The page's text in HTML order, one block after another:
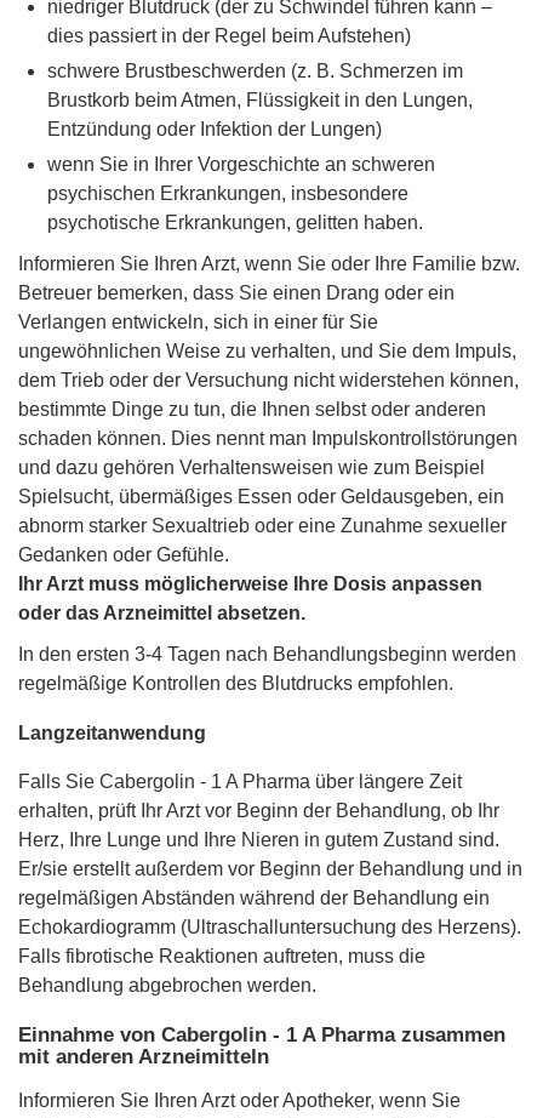
niedriger Blutdruck (der zu Schwindel führen kann –
dies passiert in der Regel beim Aufstehen)
schwere Brustbeschwerden (z. B. Schmerzen im
Brustkorb beim Atmen, Flüssigkeit in den Lungen,
Entzündung oder Infektion der Lungen)
wenn Sie in Ihrer Vorgeschichte an schweren
psychischen Erkrankungen, insbesondere
psychotische Erkrankungen, gelitten haben.
Informieren Sie Ihren Arzt, wenn Sie oder Ihre Familie bzw.
Betreuer bemerken, dass Sie einen Drang oder ein
Verlangen entwickeln, sich in einer für Sie
ungewöhnlichen Weise zu verhalten, und Sie dem Impuls,
dem Trieb oder der Versuchung nicht widerstehen können,
bestimmte Dinge zu tun, die Ihnen selbst oder anderen
schaden können. Dies nennt man Impulskontrollstörungen
und dazu gehören Verhaltensweisen wie zum Beispiel
Spielsucht, übermäßiges Essen oder Geldausgeben, ein
abnorm starker Sexualtrieb oder eine Zunahme sexueller
Gedanken oder Gefühle.
Ihr Arzt muss möglicherweise Ihre Dosis anpassen
oder das Arzneimittel absetzen.
In den ersten 3-4 Tagen nach Behandlungsbeginn werden
regelmäßige Kontrollen des Blutdrucks empfohlen.
Langzeitanwendung
Falls Sie Cabergolin - 1 A Pharma über längere Zeit
erhalten, prüft Ihr Arzt vor Beginn der Behandlung, ob Ihr
Herz, Ihre Lunge und Ihre Nieren in gutem Zustand sind.
Er/sie erstellt außerdem vor Beginn der Behandlung und in
regelmäßigen Abständen während der Behandlung ein
Echokardiogramm (Ultraschalluntersuchung des Herzens).
Falls fibrotische Reaktionen auftreten, muss die
Behandlung abgebrochen werden.
Einnahme von Cabergolin - 1 A Pharma zusammen
mit anderen Arzneimitteln
Informieren Sie Ihren Arzt oder Apotheker, wenn Sie